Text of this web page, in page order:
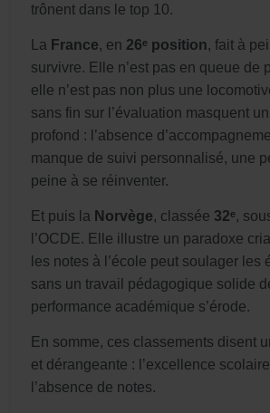
trônent dans le top 10.
La France, en 26ᵉ position, fait à
survivre. Elle n’est pas en queue de
elle n’est pas non plus une
sans fin sur l’évaluation masquent
profond : l’absence
manque de suivi personnalisé, une
peine à se réinventer.
Et puis la Norvège, classée 32ᵉ,
l’OCDE. Elle illustre un paradoxe
les notes à l’école peut soulager
sans un travail pédagogique solide
performance académique s’érode.
En somme, ces classements disent
et dérangeante : l’excellence
l’absence de notes.